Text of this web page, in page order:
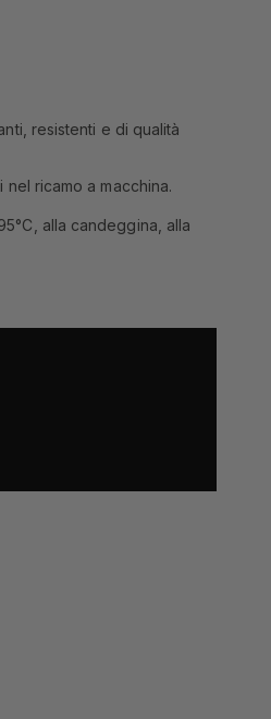
resistenti e di qualità
ricamo a macchina.
alla candeggina, alla